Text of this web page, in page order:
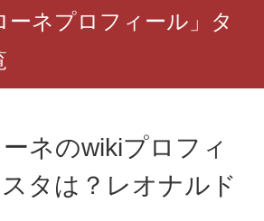
ーネプロフィール」タ
ネのwikiプロフィ
タは？レオナルド